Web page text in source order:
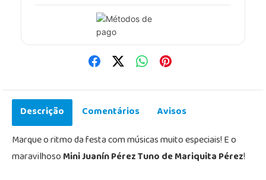
Descrição Comentários
Avisos
Marque o ritmo da festa com músicas muito especiais! E o
maravilhosoMini Juanín Pérez Tuno de Mariquita Pérez!